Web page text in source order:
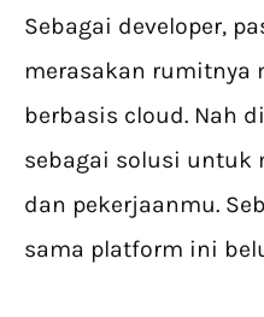
Sebagai developer,
merasakan rumitnya
berbasis cloud. Nah
sebagai solusi untuk
dan pekerjaanmu.
sama platform ini